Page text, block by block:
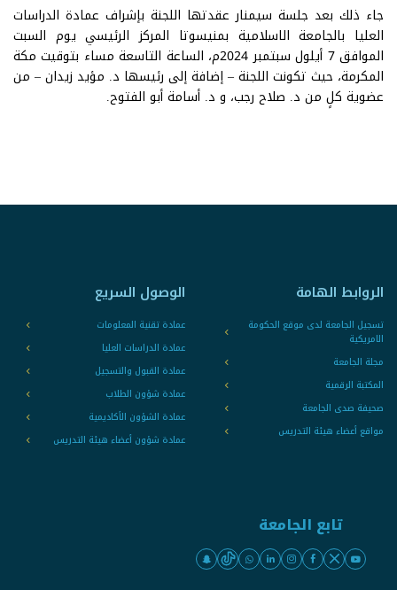
جاء ذلك بعد جلسة سيمنار عقدتها اللجنة بإشراف عمادة الدراسات
العليا بالجامعة الاسلامية بمنيسوتا المركز الرئيسي يوم السبت
الموافق 7 أيلول سبتمبر 2024م، الساعة التاسعة مساء بتوقيت مكة
المكرمة، حيث تكونت اللجنة – إضافة إلى رئيسها د. مؤيد زيدان – من
عضوية كلٍ من د. صلاح رجب، و د. أسامة أبو الفتوح.
الروابط الهامة
تسجيل الجامعة لدى موقع الحكومة
الامريكية
مجلة الجامعة
المكتبة الرقمية
صحيفة صدى الجامعة
مواقع أعضاء هيئة التدريس
الوصول السريع
عمادة تقنية المعلومات
عمادة الدراسات العليا
عمادة القبول والتسجيل
عمادة شؤون الطلاب
عمادة الشؤون الأكاديمية
عمادة شؤون أعضاء هيئة التدريس
تابع الجامعة